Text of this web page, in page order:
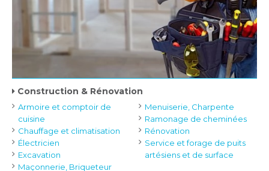
Construction & Rénovation
Armoire et comptoir de
cuisine
Chauffage et climatisation
Électricien
Excavation
Maçonnerie, Briqueteur
Menuiserie, Charpente
Ramonage de cheminées
Rénovation
Service et forage de puits
artésiens et de surface